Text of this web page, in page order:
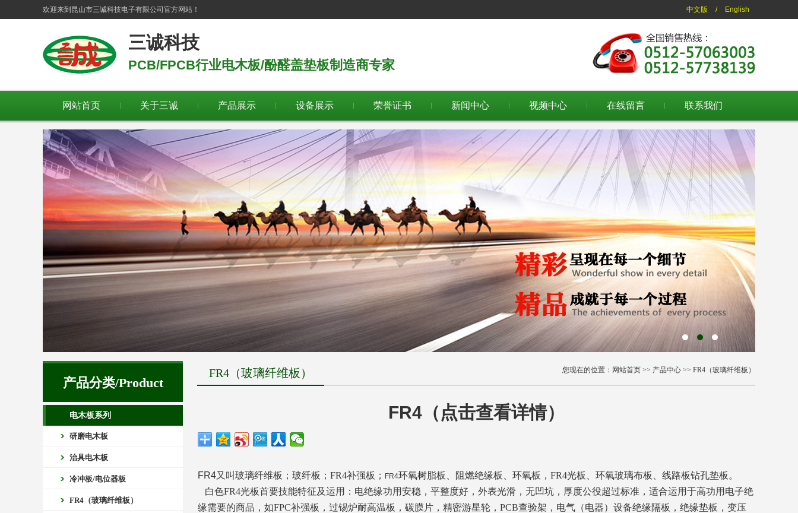
欢迎来到 昆山市三诚科技电子有限公司 官方网站！ 中文版 / English
三诚科技
PCB/FPCB行业电木板/酚醛盖垫板制造商专家
网站首页 关于三诚 产品展示 设备展示 荣誉证书 新闻中心 视频中心 在线留言 联系我们
产品分类/Product
电木板系列
研磨电木板
治具电木板
冷冲板/电位器板
FR4（玻璃纤维板）
FR4（玻璃纤维板） 您现在的位置： 网站首页 >> 产品中心 >> FR4（玻璃纤维板）
FR4（点击查看详情）
FR4又叫玻璃纤维板；玻纤板； FR4补强板； FR4环氧树脂板、阻燃绝缘板、环氧板， FR4光板、 环氧玻璃布板、线路板钻孔垫板。
白色FR4光板首要技能特征及运用：电绝缘功用安稳，平整度好，外表光滑，无凹坑，厚度公役超过标准，适合运用于高功用电子绝
缘需要的商品，如FPC补强板，过锡炉耐高温板，碳膜片，精密游星轮， PCB查验架，电气（电器）设备绝缘隔板，绝缘垫板，变压